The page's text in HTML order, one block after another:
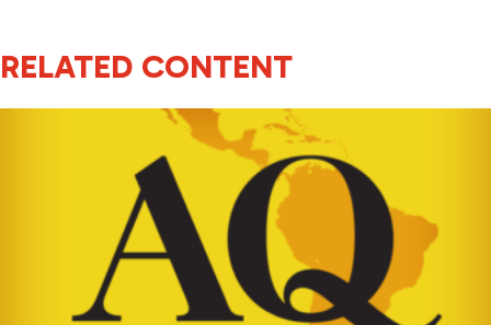
RELATED CONTENT